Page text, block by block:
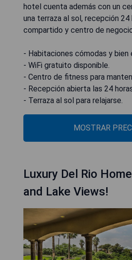
hotel cuenta además con un
una terraza al sol, recepción 24
compartido y centro de
- Habitaciones cómodas y bien
- WiFi gratuito disponible.
- Centro de fitness para
- Recepción abierta las 24
- Terraza al sol para relajarse.
MOSTRAR
Luxury Del Rio
and Lake Views!